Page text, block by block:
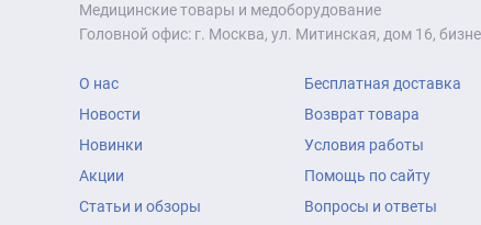
Медицинские товары и медоборудование
Головной офис: г. Москва, ул. Митинская, дом 16,
О нас
Новости
Новинки
Акции
Статьи и обзоры
Бесплатная доставка
Возврат товара
Условия работы
Помощь по сайту
Вопросы и ответы